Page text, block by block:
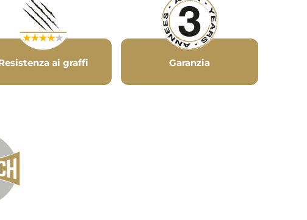
ai graffi Garanzia